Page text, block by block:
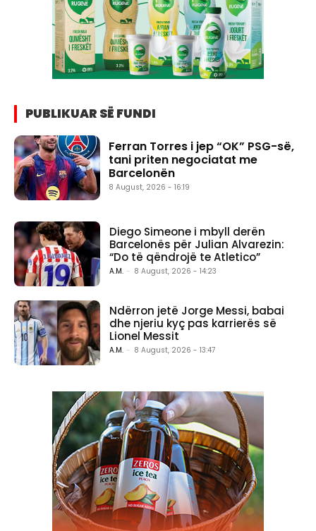
PUBLIKUAR SË FUNDI
Ferran Torres i jep “OK” PSG-së,
tani priten negociatat me
Barcelonën
8 August, 2026 - 16:19
Diego Simeone i mbyll derën
Barcelonës për Julian Alvarezin:
“Do të qëndrojë te Atletico”
A.M. - 8 August, 2026 - 14:23
Ndërron jetë Jorge Messi, babai
dhe njeriu kyç pas karrierës së
Lionel Messit
A.M. - 8 August, 2026 - 13:47